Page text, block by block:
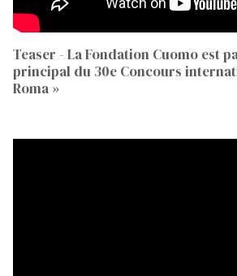
Teaser - La Fondation Cuomo est
principal du 30e Concours
Roma »